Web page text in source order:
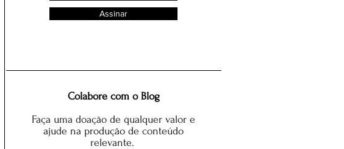
Assinar
Colabore com o Blog
Faça uma doação de qualquer valor e
ajude na produção de conteúdo
relevante.